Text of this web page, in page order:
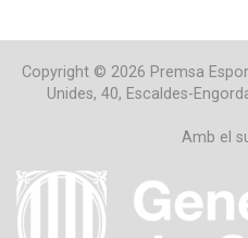
Copyright © 2026 Premsa
Unides, 40, Escaldes-
Amb el